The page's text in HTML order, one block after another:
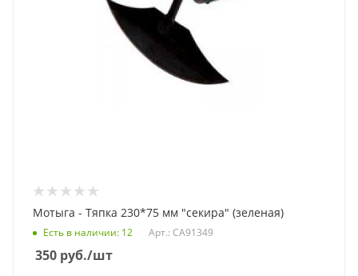
Мотыга - Тяпка 230*75 мм "секира" (зеленая)
Есть в наличии: 12 Арт.: СА91349
350 руб./шт